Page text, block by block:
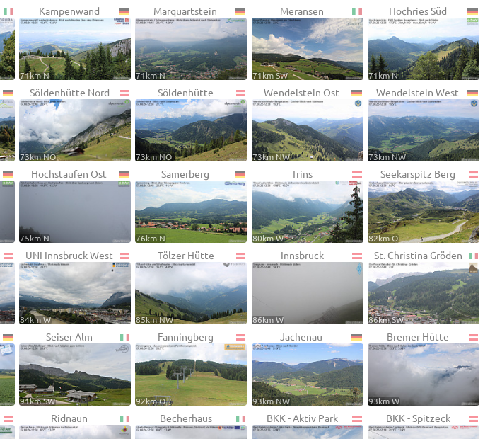
Kampenwand
71km N
Marquartstein
71km N
Meransen
71km SW
Hochries Süd
71km N
Söldenhütte Nord
73km NO
Söldenhütte
73km NO
Wendelstein Ost
73km NW
Wendelstein West
73km NW
Hochstaufen Ost
75km N
Samerberg
76km N
Trins
80km W
Seekarspitz Berg
82km O
UNI Innsbruck West
84km W
Tölzer Hütte
85km NW
Innsbruck
86km W
St. Christina Gröden
86km SW
Seiser Alm
91km SW
Fanningberg
92km O
Jachenau
93km NW
Bremer Hütte
93km W
Ridnaun Becherhaus BKK - Aktiv Park BKK - Spitzeck